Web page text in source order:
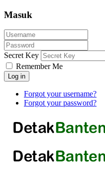
Masuk
Secret Key
Remember Me
Log in
Forgot your username?
Forgot your password?